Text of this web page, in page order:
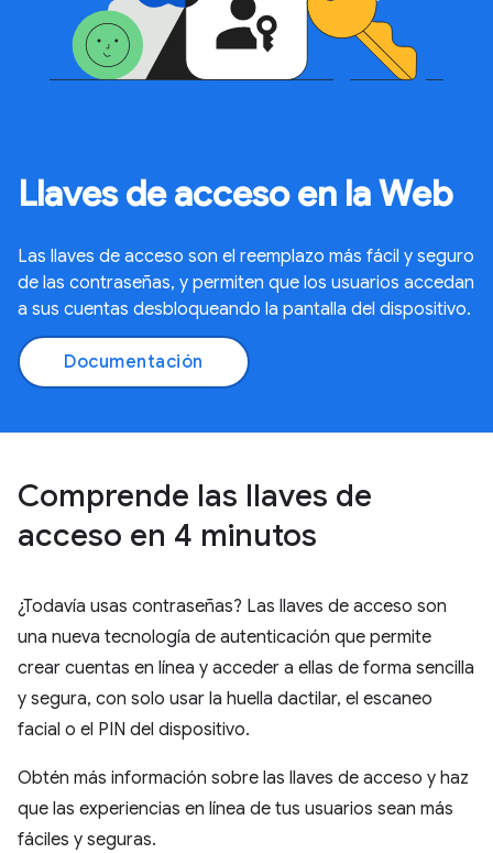
Llaves de acceso en la Web
Las llaves de acceso son el reemplazo más fácil y seguro
de las contraseñas, y permiten que los usuarios accedan
a sus cuentas desbloqueando la pantalla del dispositivo.
Documentación
Comprende las llaves de
acceso en 4 minutos
¿Todavía usas contraseñas? Las llaves de acceso son
una nueva tecnología de autenticación que permite
crear cuentas en línea y acceder a ellas de forma sencilla
y segura, con solo usar la huella dactilar, el escaneo
facial o el PIN del dispositivo.
Obtén más información sobre las llaves de acceso y haz
que las experiencias en línea de tus usuarios sean más
fáciles y seguras.